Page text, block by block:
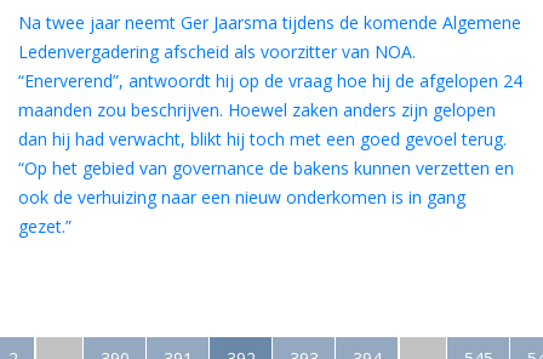
Na twee jaar neemt Ger Jaarsma tijdens de komende Algemene
Ledenvergadering afscheid als voorzitter van NOA.
“Enerverend”, antwoordt hij op de vraag hoe hij de afgelopen 24
maanden zou beschrijven. Hoewel zaken anders zijn gelopen
dan hij had verwacht, blikt hij toch met een goed gevoel terug.
“Op het gebied van governance de bakens kunnen verzetten en
ook de verhuizing naar een nieuw onderkomen is in gang
gezet.”